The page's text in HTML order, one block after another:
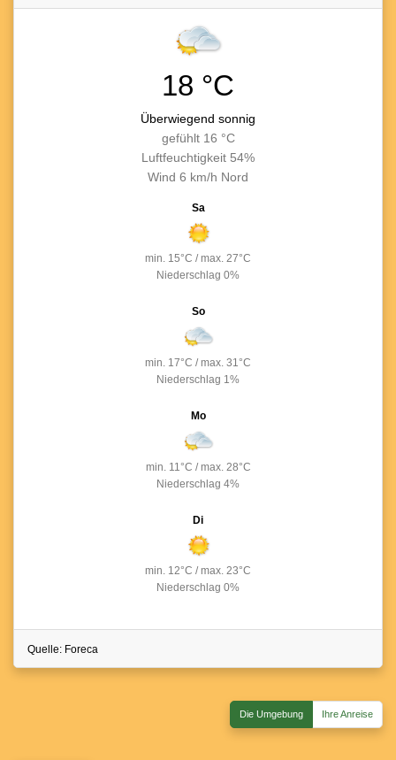
18 °C
Überwiegend sonnig
gefühlt 16 °C
Luftfeuchtigkeit 54%
Wind 6 km/h Nord
Sa
min. 15°C /max. 27°C
Niederschlag 0%
So
min. 17°C /max. 31°C
Niederschlag 1%
Mo
min. 11°C /max. 28°C
Niederschlag 4%
Di
min. 12°C /max. 23°C
Niederschlag 0%
Quelle: Foreca
Die Umgebung Ihre Anreise